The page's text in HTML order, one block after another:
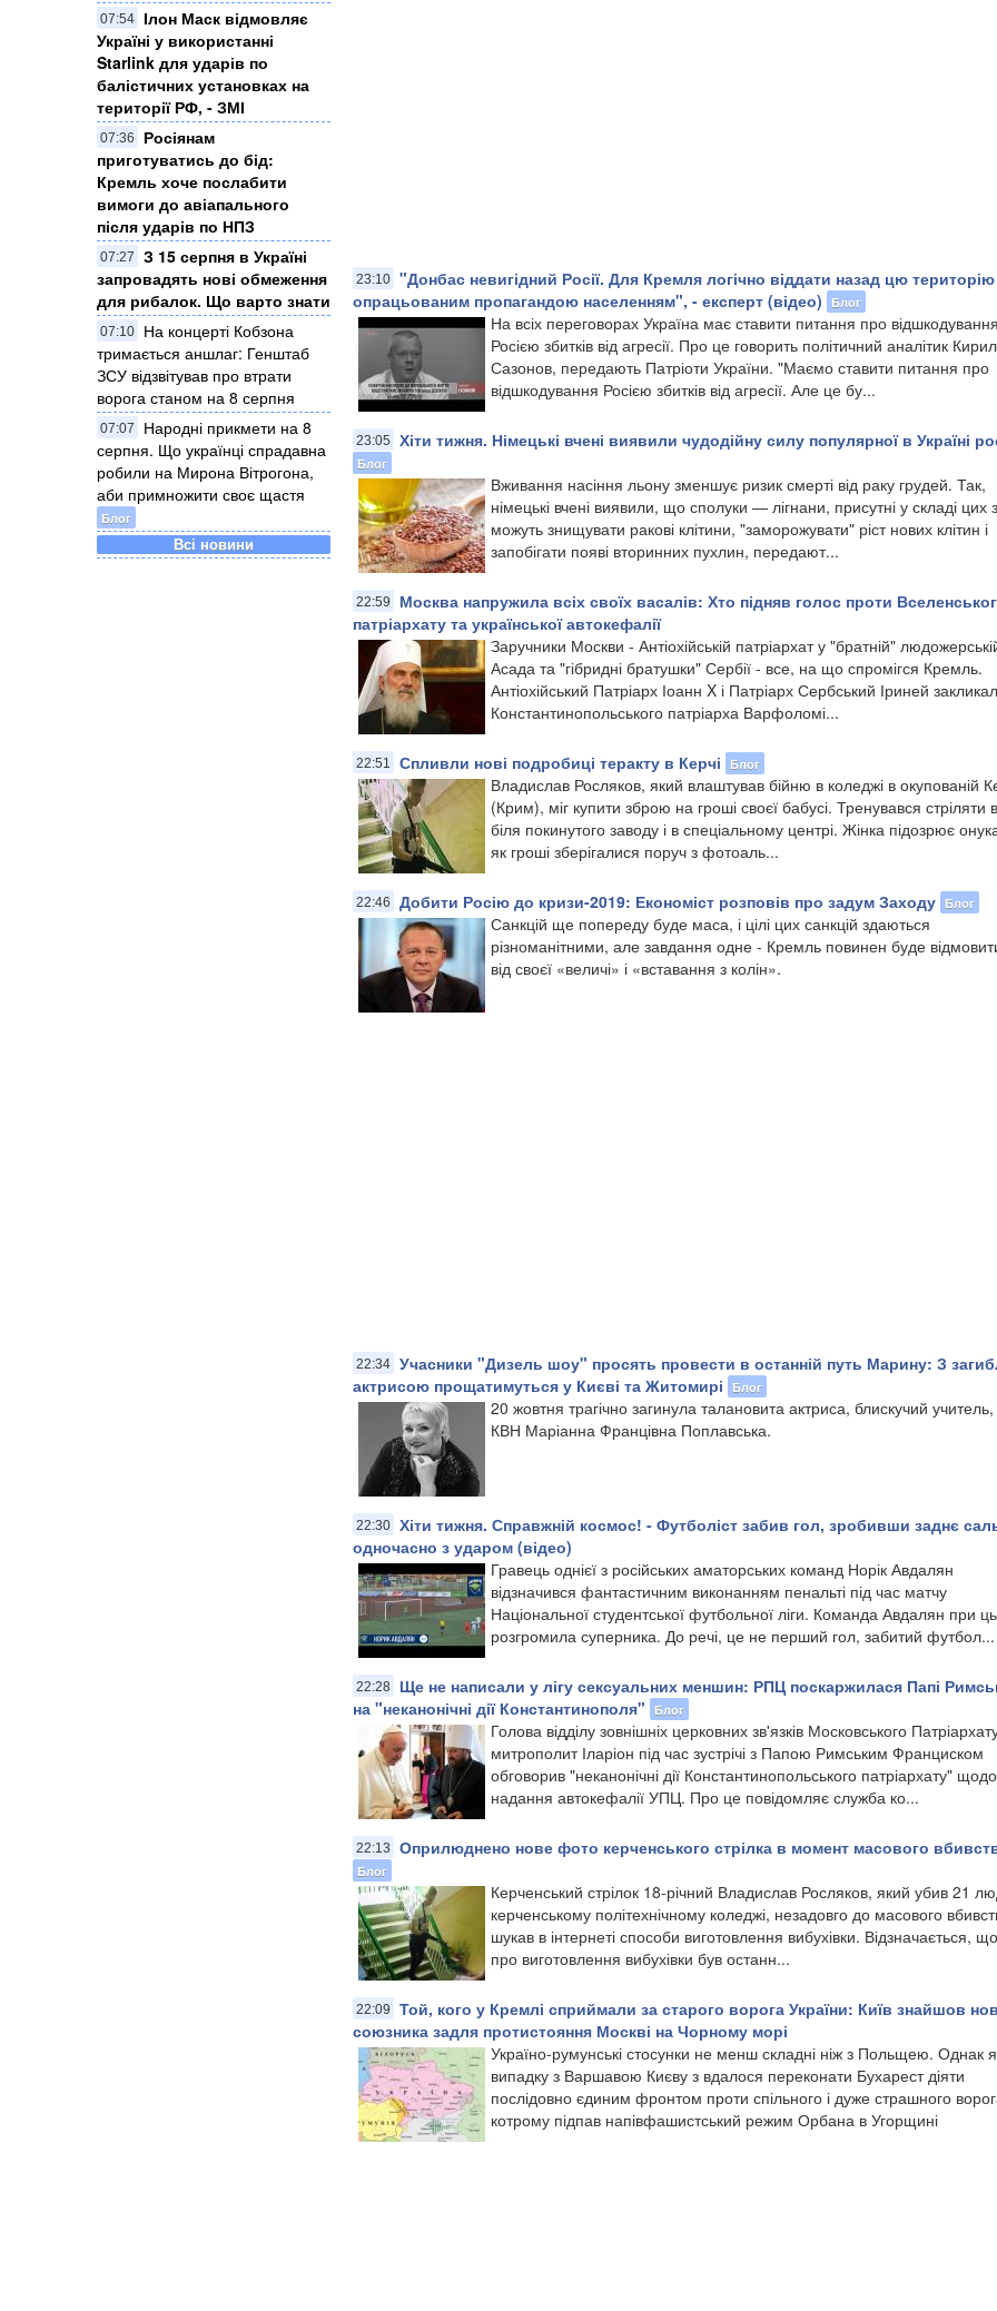
07:54
Ілон Маск відмовляє
Україні у використанні
Starlink для ударів по
балістичних установках на
території РФ, - ЗМІ
07:36
Росіянам
приготуватись до бід:
Кремль хоче послабити
вимоги до авіапального
після ударів по НПЗ
07:27
З 15 серпня в Україні
запровадять нові обмеження
для рибалок. Що варто знати
07:10
На концерті Кобзона
тримається аншлаг: Генштаб
ЗСУ відзвітував про втрати
ворога станом на 8 серпня
07:07
Народні прикмети на 8
серпня. Що українці спрадавна
робили на Мирона Вітрогона,
аби примножити своє щастя
Блог
Всі новини
23:10 "Донбас невигідний Росії. Для Кремля логічно віддати назад цю
опрацьованим пропагандою населенням", - експерт (відео)
Блог
На всіх переговорах Україна має ставити питання про відшкодування
Росією збитків від агресії. Про це говорить політичний аналітик
Сазонов, передають Патріоти України. "Маємо ставити питання про
відшкодування Росією збитків від агресії. Але це бу...
23:05 Хіти тижня. Німецькі вчені виявили чудодійну силу популярної в Україні
Блог
Вживання насіння льону зменшує ризик смерті від раку грудей. Так,
німецькі вчені виявили, що сполуки — лігнани, присутні у складі цих
можуть знищувати ракові клітини, "заморожувати" ріст нових клітин і
запобігати появі вторинних пухлин, передают...
22:59
Москва напружила всіх своїх васалів: Хто підняв голос проти
патріархату та української автокефалії
Заручники Москви - Антіохійській патріархат у "братній"
Асада та "гібридні братушки" Сербії - все, на що спромігся Кремль.
Антіохійський Патріарх Іоанн X і Патріарх Сербський Іриней
Константинопольського патріарха Варфоломі...
22:51 Спливли нові подробиці теракту в Керчі Блог
Владислав Росляков, який влаштував бійню в коледжі в окупованій
(Крим), міг купити зброю на гроші своєї бабусі. Тренувався стріляти
біля покинутого заводу і в спеціальному центрі. Жінка підозрює
як гроші зберігалися поруч з фотоаль...
22:46 Добити Росію до кризи-2019: Економіст розповів про задум Заходу Блог
Санкцій ще попереду буде маса, і цілі цих санкцій здаються
різноманітними, але завдання одне - Кремль повинен буде
від своєї «величі» і «вставання з колін».
22:34 Учасники "Дизель шоу" просять провести в останній путь Марину: З
актрисою прощатимуться у Києві та Житомирі
Блог
20 жовтня трагічно загинула талановита актриса, блискучий учитель,
КВН Маріанна Францівна Поплавська.
22:30 Хіти тижня. Справжній космос! - ​Футболіст забив гол, зробивши заднє
одночасно з ударом (відео)
Гравець однієї з російських аматорських команд Норік Авдалян
відзначився фантастичним виконанням пенальті під час матчу
Національної студентської футбольної ліги. Команда Авдалян при
розгромила суперника. До речі, це не перший гол, забитий футбол...
22:28
Ще не написали у лігу сексуальних меншин: РПЦ поскаржилася Папі
на "неканонічні дії Константинополя"
Блог
Голова відділу зовнішніх церковних зв'язків Московського
митрополит Іларіон під час зустрічі з Папою Римським Франциском
обговорив "неканонічні дії Константинопольського патріархату" щодо
надання автокефалії УПЦ. Про це повідомляє служба ко...
22:13 Оприлюднено нове фото керченського стрілка в момент масового
Блог
​Керченський стрілок 18-річний Владислав Росляков, який убив 21
керченському політехнічному коледжі, незадовго до масового
шукав в інтернеті способи виготовлення вибухівки. Відзначається,
про виготовлення вибухівки був останн...
22:09
Той, кого у Кремлі сприймали за старого ворога України: Київ знайшов
союзника задля протистояння Москві на Чорному морі
​Україно-румунські стосунки не менш складні ніж з Польщею. Однак
випадку з Варшавою Києву з вдалося переконати Бухарест діяти
послідовно єдиним фронтом проти спільного і дуже страшного
котрому підпав напівфашистський режим Орбана в Угорщині